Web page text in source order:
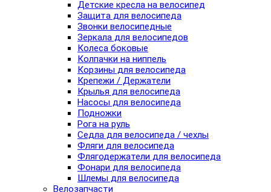
Детские кресла на велосипед
Защита для велосипеда
Звонки велосипедные
Зеркала для велосипедов
Колеса боковые
Колпачки на ниппель
Корзины для велосипеда
Крепежи / Держатели
Крылья для велосипеда
Насосы для велосипеда
Подножки
Рога на руль
Седла для велосипеда / чехлы
Фляги для велосипеда
Флягодержатели для велосипеда
Фонари для велосипеда
Шлемы для велосипеда
Велозапчасти